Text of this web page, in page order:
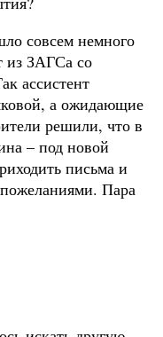
совсем немного
из ЗАГСа со
ассистент
а ожидающие
решили, что в
– под новой
письма и
Пара